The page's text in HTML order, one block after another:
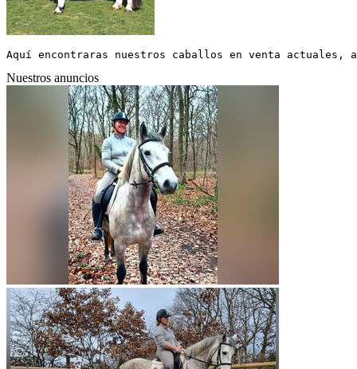
Aquí encontraras nuestros caballos en venta actuales,
Nuestros anuncios